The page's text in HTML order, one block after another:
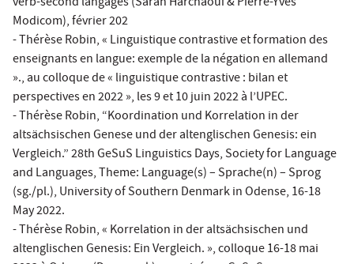
Modicom), février 202
- Thérèse Robin, « Linguistique contrastive et formation des
enseignants en langue: exemple de la négation en allemand
»., au colloque de « linguistique contrastive : bilan et
perspectives en 2022 », les 9 et 10 juin 2022 à l’UPEC.
- Thérèse Robin, “Koordination und Korrelation in der
altsächsischen Genese und der altenglischen Genesis: ein
Vergleich.” 28th GeSuS Linguistics Days, Society for Language
and Languages, Theme: Language(s) – Sprache(n) – Sprog
(sg./pl.), University of Southern Denmark in Odense, 16-18
May 2022.
- Thérèse Robin, « Korrelation in der altsächsischen und
altenglischen Genesis: Ein Vergleich. », colloque 16-18 mai